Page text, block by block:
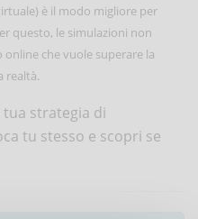
è il modo migliore per
questo, le simulazioni non
che vuole superare la
realtà.
tua strategia di
tu stesso e scopri se